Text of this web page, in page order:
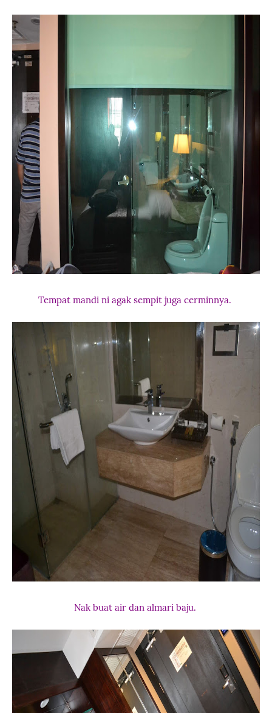
Tempat mandi ni agak sempit juga cerminnya.
Nak buat air dan almari baju.